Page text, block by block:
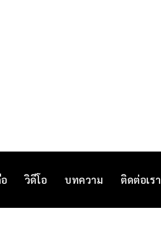
วิดีโอ บทความ ติดต่อเรา